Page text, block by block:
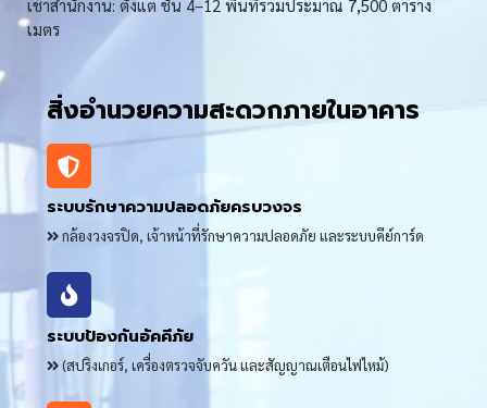
เช่าสำนักงาน: ตั้งแต่ ชั้น 4–12 พื้นที่รวมประมาณ 7,500 ตาราง
เมตร
สิ่งอำนวยความสะดวกภายในอาคาร
ระบบรักษาความปลอดภัยครบวงจร
กล้องวงจรปิด, เจ้าหน้าที่รักษาความปลอดภัย และระบบคีย์การ์ด
ระบบป้องกันอัคคีภัย
(สปริงเกอร์, เครื่องตรวจจับควัน และสัญญาณเตือนไฟไหม้)